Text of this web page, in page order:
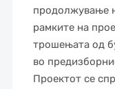
продолжување
рамките на
трошењата од
во
Проектот се